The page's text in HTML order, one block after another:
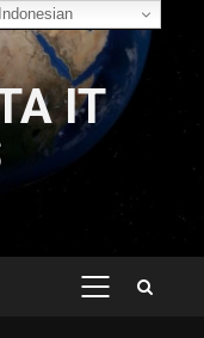
IT
PRIMARY
Indonesian